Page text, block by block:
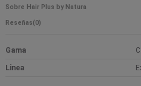
Sobre Hair Plus by Natura
Reseñas(0)
Gama
Linea